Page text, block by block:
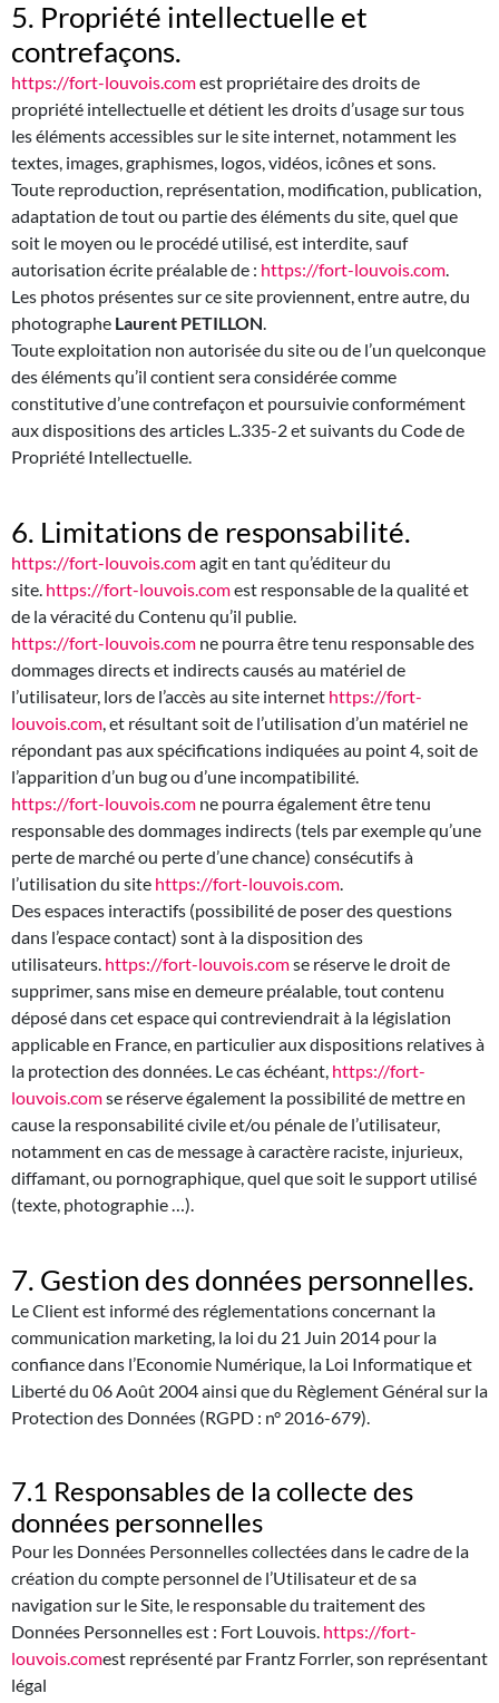
5. Propriété intellectuelle et
contrefaçons.
https://fort-louvois.comest propriétaire des droits de
propriété intellectuelle et détient les droits d’usage sur tous
les éléments accessibles sur le site internet, notamment les
textes, images, graphismes, logos, vidéos, icônes et sons.
Toute reproduction, représentation, modification, publication,
adaptation de tout ou partie des éléments du site, quel que
soit le moyen ou le procédé utilisé, est interdite, sauf
autorisation écrite préalable de : https://fort-louvois.com.
Les photos présentes sur ce site proviennent, entre autre, du
photographe Laurent PETILLON.
Toute exploitation non autorisée du site ou de l’un quelconque
des éléments qu’il contient sera considérée comme
constitutive d’une contrefaçon et poursuivie conformément
aux dispositions des articles L.335-2 et suivants du Code de
Propriété Intellectuelle.
6. Limitations de responsabilité.
https://fort-louvois.comagit en tant qu’éditeur du
site. https://fort-louvois.comest responsable de la qualité et
de la véracité du Contenu qu’il publie.
https://fort-louvois.com ne pourra être tenu responsable des
dommages directs et indirects causés au matériel de
l’utilisateur, lors de l’accès au site internet https://fort-
louvois.com, et résultant soit de l’utilisation d’un matériel ne
répondant pas aux spécifications indiquées au point 4, soit de
l’apparition d’un bug ou d’une incompatibilité.
https://fort-louvois.com ne pourra également être tenu
responsable des dommages indirects (tels par exemple qu’une
perte de marché ou perte d’une chance) consécutifs à
l’utilisation du site https://fort-louvois.com.
Des espaces interactifs (possibilité de poser des questions
dans l’espace contact) sont à la disposition des
utilisateurs. https://fort-louvois.comse réserve le droit de
supprimer, sans mise en demeure préalable, tout contenu
déposé dans cet espace qui contreviendrait à la législation
applicable en France, en particulier aux dispositions relatives à
la protection des données. Le cas échéant, https://fort-
louvois.comse réserve également la possibilité de mettre en
cause la responsabilité civile et/ou pénale de l’utilisateur,
notamment en cas de message à caractère raciste, injurieux,
diffamant, ou pornographique, quel que soit le support utilisé
(texte, photographie …).
7. Gestion des données personnelles.
Le Client est informé des réglementations concernant la
communication marketing, la loi du 21 Juin 2014 pour la
confiance dans l’Economie Numérique, la Loi Informatique et
Liberté du 06 Août 2004 ainsi que du Règlement Général sur la
Protection des Données (RGPD : n° 2016-679).
7.1 Responsables de la collecte des
données personnelles
Pour les Données Personnelles collectées dans le cadre de la
création du compte personnel de l’Utilisateur et de sa
navigation sur le Site, le responsable du traitement des
Données Personnelles est : Fort Louvois. https://fort-
louvois.comest représenté par Frantz Forrler, son représentant
légal